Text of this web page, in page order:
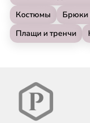
Костюмы
Брюки
Плащи и тренчи